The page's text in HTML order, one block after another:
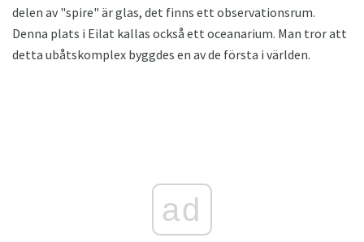
delen av "spire" är glas, det finns ett observationsrum.
Denna plats i Eilat kallas också ett oceanarium. Man tror att
detta ubåtskomplex byggdes en av de första i världen.
ad